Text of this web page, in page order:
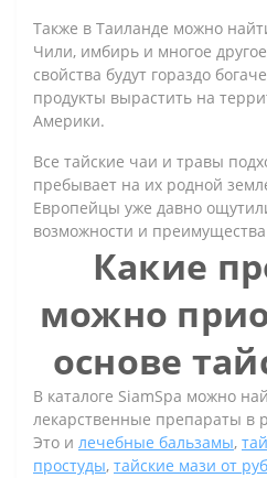
Также в Таиланде можно
Чили, имбирь и многое
свойства будут гораздо
продукты вырастить на
Америки.
Все тайские чаи и травы
пребывает на их родной
Европейцы уже давно
возможности и
Какие
можно
основе
В каталоге SiamSpa можно
лекарственные препараты в
Это и лечебные бальзамы,
простуды, тайские мази от